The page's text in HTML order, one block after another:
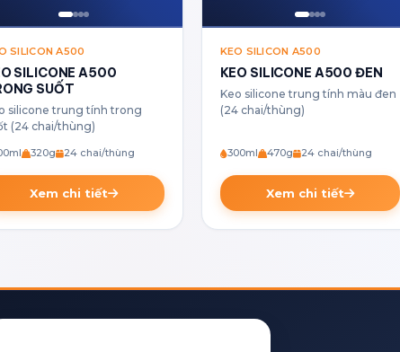
SILICON A500
SILICONE A500
SUỐT
silicone trung tính trong
(24 chai/thùng)
320g 24 chai/thùng
Xem chi tiết
KEO SILICON A500
KEO SILICONE A500 ĐEN
Keo silicone trung tính màu đen
(24 chai/thùng)
300ml 470g 24 chai/thùng
Xem chi tiết